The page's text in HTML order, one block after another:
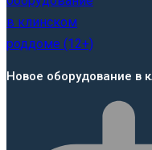
Новое оборудование в